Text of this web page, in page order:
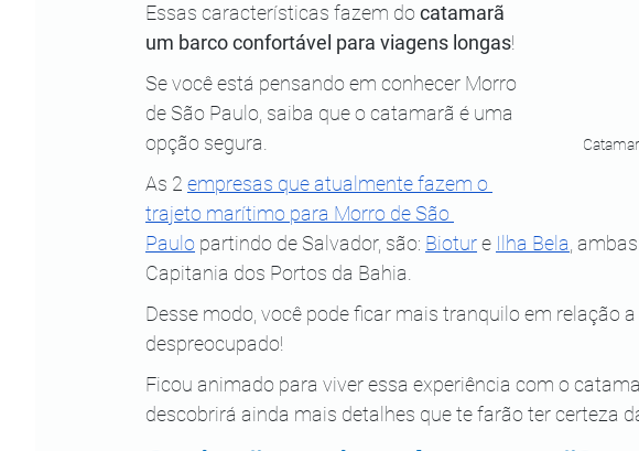
Essas características fazem do catamarã
um barco confortável para viagens longas!
Se você está pensando em conhecer Morro
de São Paulo, saiba que o catamarã é uma
opção segura.
As 2 empresas que atualmente fazem o
trajeto marítimo para Morro de São
Paulo partindo de Salvador, são: Biotur e Ilha Bela,
Capitania dos Portos da Bahia.
Desse modo, você pode ficar mais tranquilo em relação
despreocupado!
Ficou animado para viver essa experiência com o
descobrirá ainda mais detalhes que te farão ter certeza